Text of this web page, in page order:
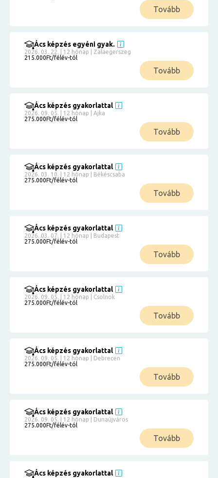
Tovább
Ács képzés egyéni gyak.
2026. 03. 22. | 12 hónap | Zalaegerszeg
215.000Ft/félév-tól
Tovább
Ács képzés gyakorlattal
2026. 09. 05. | 12 hónap | Ajka
275.000Ft/félév-tól
Tovább
Ács képzés gyakorlattal
2026. 03. 10. | 12 hónap | Békéscsaba
275.000Ft/félév-tól
Tovább
Ács képzés gyakorlattal
2026. 03. 07. | 12 hónap | Budapest
275.000Ft/félév-tól
Tovább
Ács képzés gyakorlattal
2026. 09. 05. | 12 hónap | Csolnok
275.000Ft/félév-tól
Tovább
Ács képzés gyakorlattal
2026. 09. 05. | 12 hónap | Debrecen
275.000Ft/félév-tól
Tovább
Ács képzés gyakorlattal
2026. 09. 05. | 12 hónap | Dunaújváros
275.000Ft/félév-tól
Tovább
Ács képzés gyakorlattal